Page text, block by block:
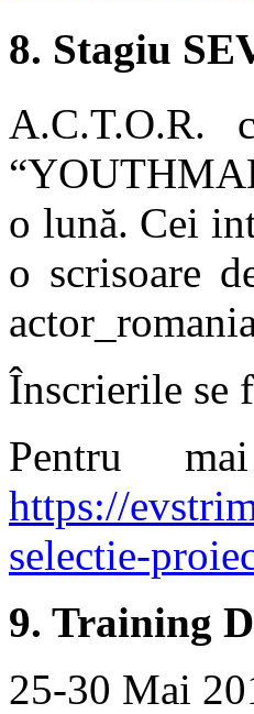
8. Stagiu
A.C.T.O.R.
o lună. Cei
o scrisoare
Înscrierile se
Pentru
https://
selectie-
9. Training
25-30 Mai